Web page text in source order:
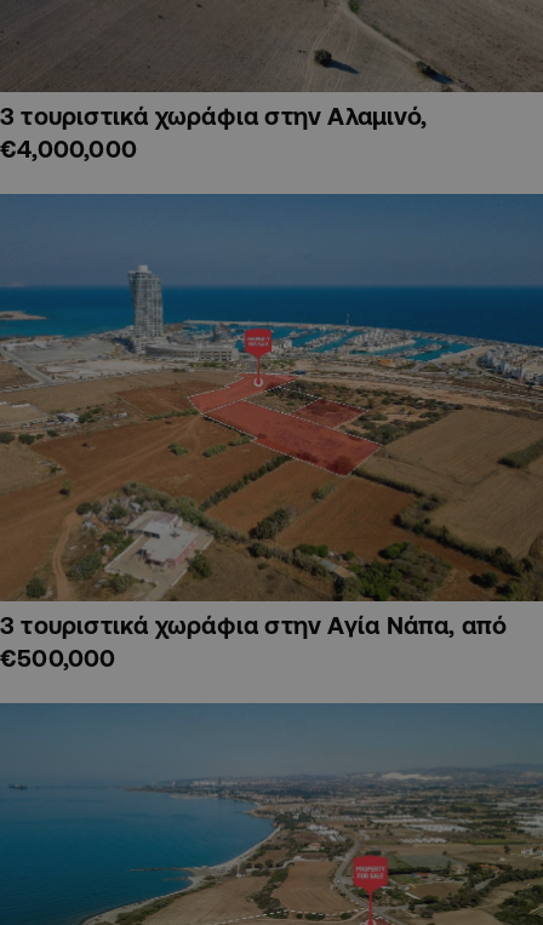
3 τουριστικά χωράφια στην Αλαμινό,
€4,000,000
3 τουριστικά χωράφια στην Αγία Νάπα, από
€500,000